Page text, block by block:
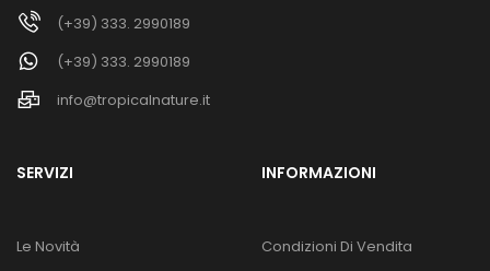
(+39) 333. 2990189
(+39) 333. 2990189
info@tropicalnature.it
SERVIZI
Le Novità
INFORMAZIONI
Condizioni Di Vendita